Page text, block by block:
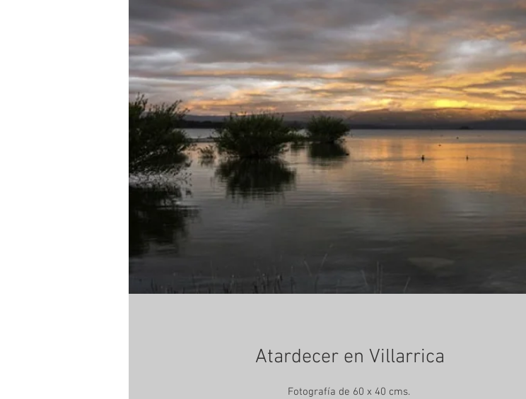
Atardecer en Villarrica
Fotografía de 60 x 40 cms.